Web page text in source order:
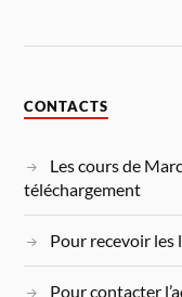
CONTACTS
Les cours de
téléchargement
Pour recevoir les
Pour contacter